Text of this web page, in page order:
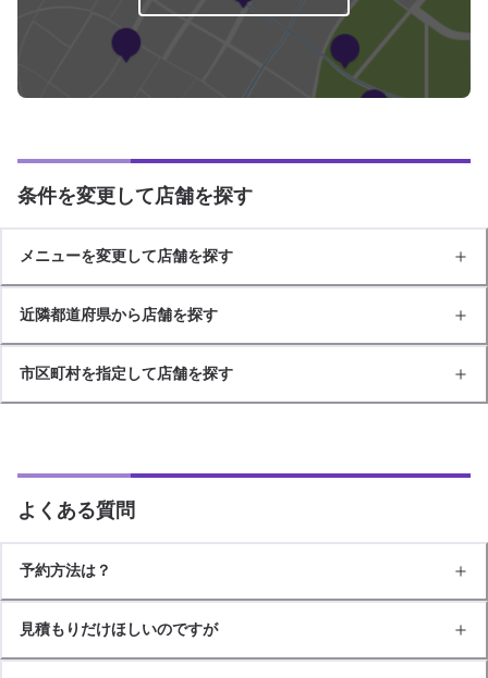
条件を変更して店舗を探す
メニューを変更して店舗を探す
近隣都道府県から店舗を探す
市区町村を指定して店舗を探す
よくある質問
予約方法は？
見積もりだけほしいのですが